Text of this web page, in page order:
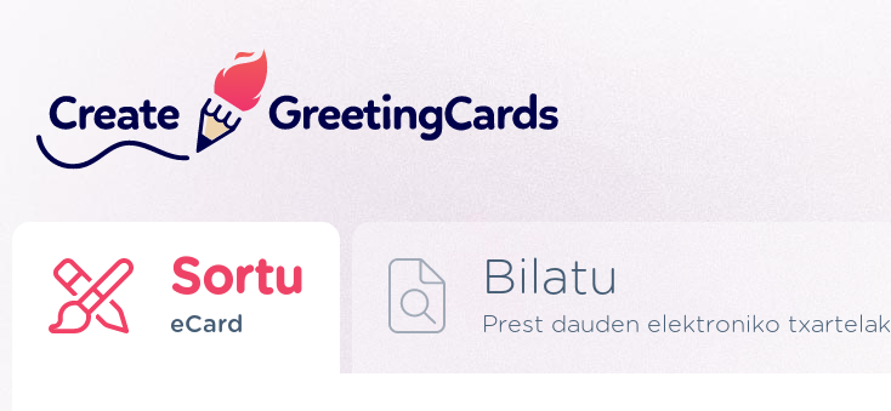
Sortu
eCard
Bilatu
Prest dauden elektroniko txartelak